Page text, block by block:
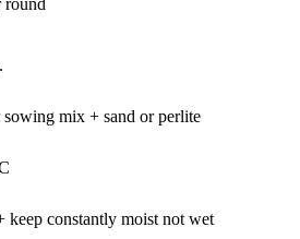
round
mix + sand or perlite
keep constantly moist not wet